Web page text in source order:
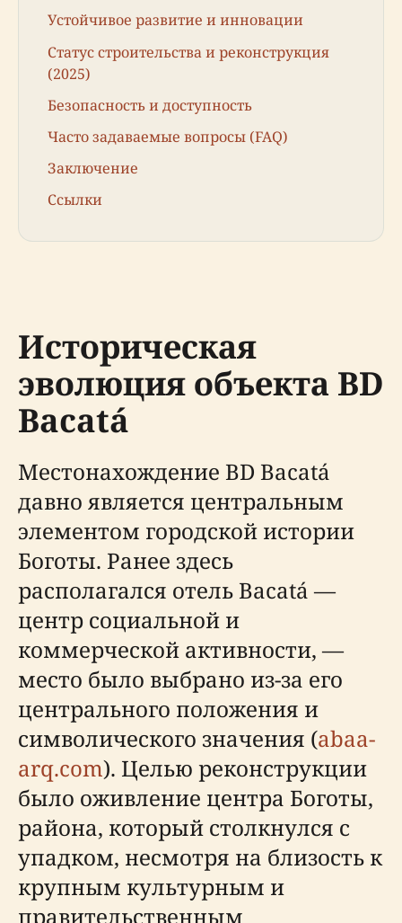
Устойчивое развитие и инновации
Статус строительства и реконструкция
(2025)
Безопасность и доступность
Часто задаваемые вопросы (FAQ)
Заключение
Ссылки
Историческая
эволюция объекта BD
Bacatá
Местонахождение BD Bacatá
давно является центральным
элементом городской истории
Боготы. Ранее здесь
располагался отель Bacatá —
центр социальной и
коммерческой активности, —
место было выбрано из-за его
центрального положения и
символического значения (abaa-
arq.com). Целью реконструкции
было оживление центра Боготы,
района, который столкнулся с
упадком, несмотря на близость к
крупным культурным и
правительственным